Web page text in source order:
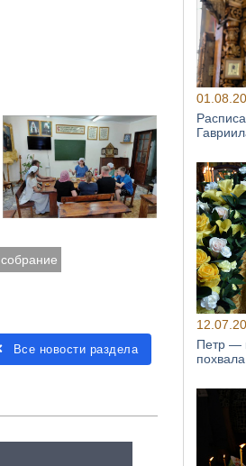
собрание
Все новости раздела
Петр —